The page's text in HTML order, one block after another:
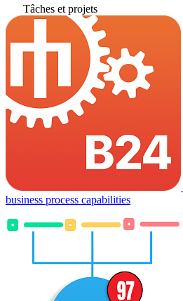
Tâches et projets
business process capabilities